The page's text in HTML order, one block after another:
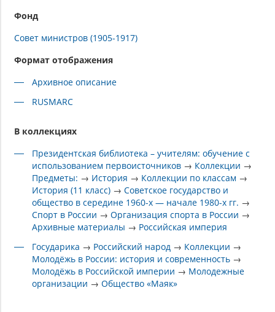
Фонд
Совет министров (1905-1917)
Формат отображения
Архивное описание
RUSMARC
В коллекциях
Президентская библиотека – учителям: обучение с
использованием первоисточников → Коллекции →
Предметы: → История → Коллекции по классам →
История (11 класс) →Советское государство и
общество в середине 1960-х — начале 1980-х гг. →
Спорт в России →Организация спорта в России →
Архивные материалы → Российская империя
Государика → Российский народ → Коллекции →
Молодёжь в России: история и современность →
Молодёжь в Российской империи → Молодежные
организации →Общество «Маяк»